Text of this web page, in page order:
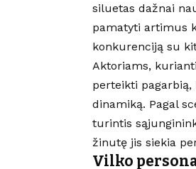
siluetas dažnai
pamatyti artimus
konkurenciją su
Aktoriams,
perteikti pagarbią,
dinamiką. Pagal
turintis
žinutę jis siekia
Vilko